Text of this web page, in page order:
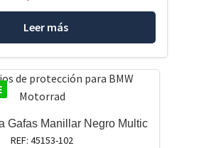
Leer más
Gafas Manillar Negro Multic
REF: 45153-102